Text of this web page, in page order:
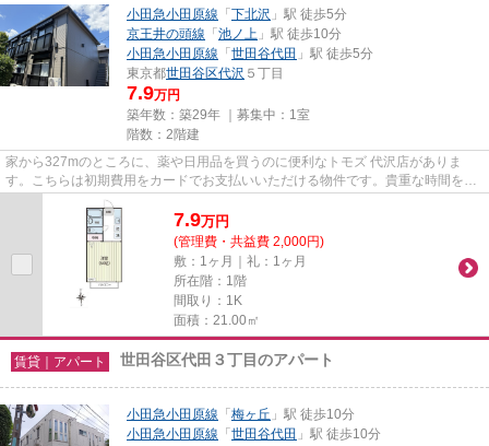
小田急小田原線 「下北沢 」駅 徒歩5分
京王井の頭線 「池ノ上 」駅 徒歩10分
小田急小田原線 「世田谷代田 」駅 徒歩5分
東京都世田谷区代沢 ５丁目
7.9万円
築年数：築29年 ｜募集中： 1室
階数：2階建
家から327mのところに、薬や日用品を買うのに便利なトモズ 代沢店がありま
す。こちらは初期費用をカードでお支払いいただける物件です。貴重な時間を大
切にしたいビジネスマンにおすす...
7.9万円
(管理費・共益費 2,000円)
敷：1ヶ月｜礼：1ヶ月
所在階：1階
間取り：1K
面積：21.00㎡
賃貸｜アパート 世田谷区代田３丁目のアパート
小田急小田原線 「梅ヶ丘 」駅 徒歩10分
小田急小田原線 「世田谷代田 」駅 徒歩10分